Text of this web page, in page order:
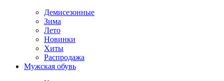
Демисезонные
Зима
Лето
Новинки
Хиты
Распродажа
Мужская обувь